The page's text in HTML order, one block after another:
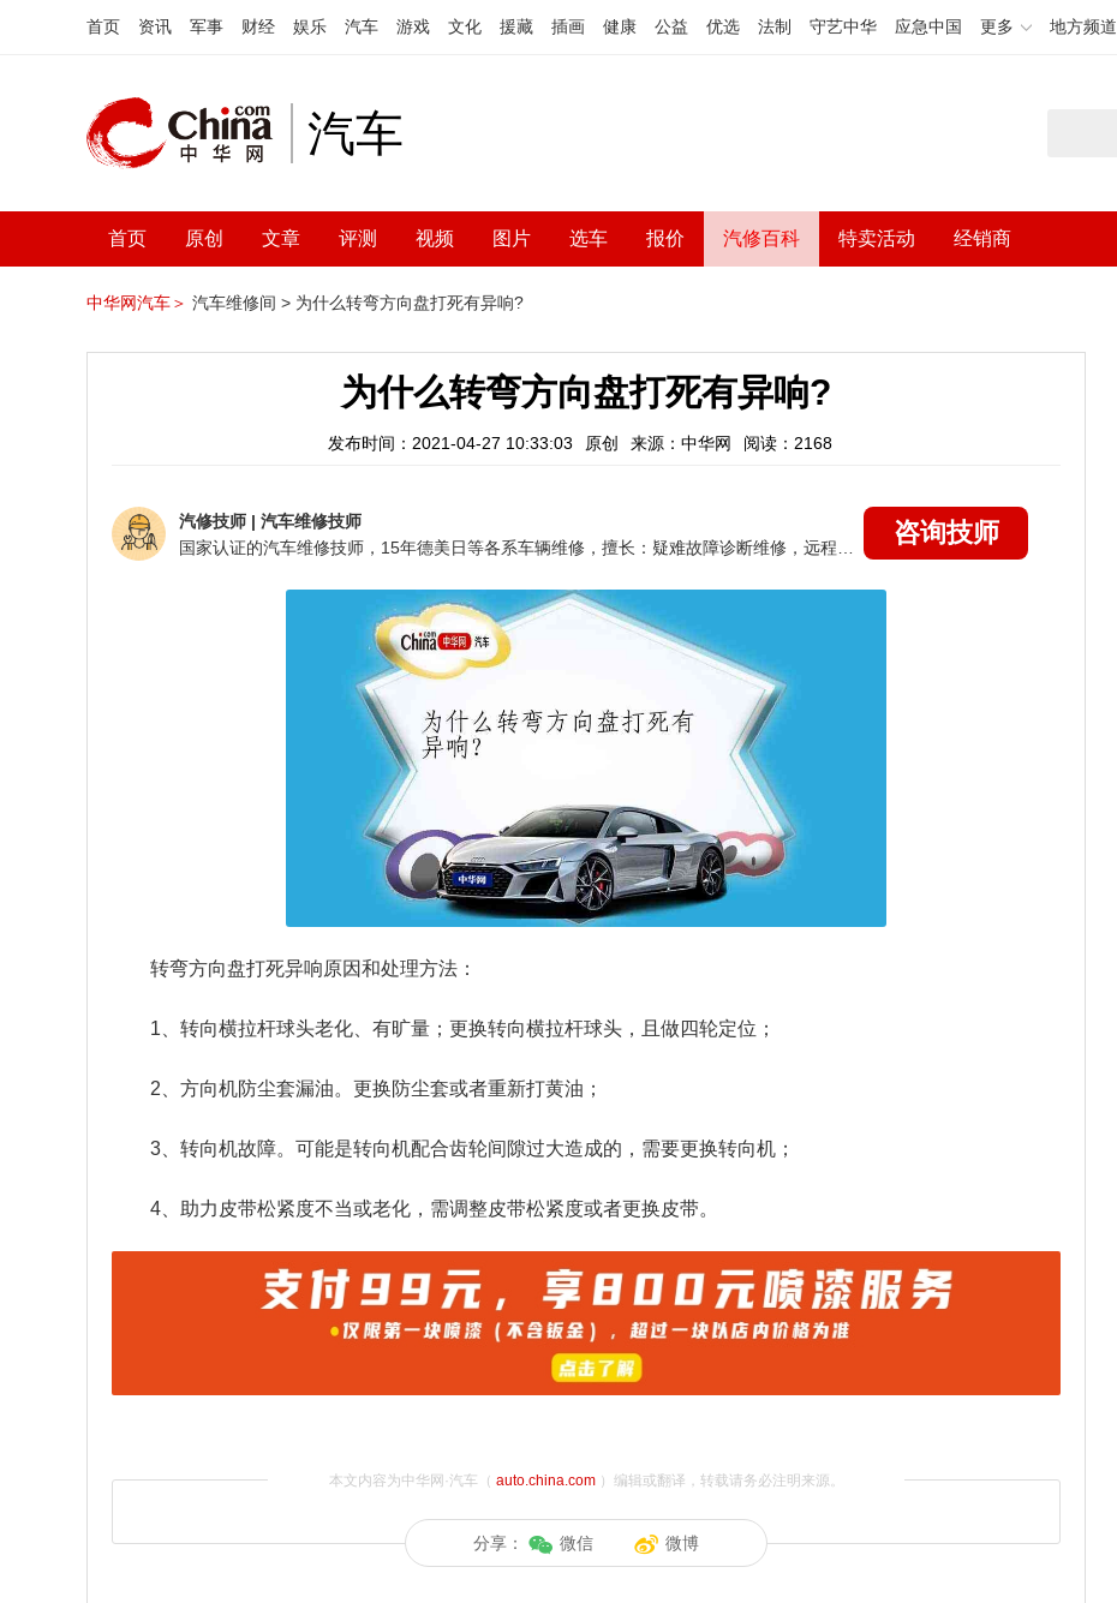
首页 资讯 军事 财经 娱乐 汽车 游戏 文化 援藏 插画 健康 公益 优选 法制 守艺中华 应急中国 更多 地方频道
汽车
首页 原创 文章 评测 视频 图片 选车 报价 汽修百科 特卖活动 经销商
中华网汽车＞ 汽车维修间 > 为什么转弯方向盘打死有异响?
为什么转弯方向盘打死有异响?
发布时间：2021-04-27 10:33:03 原创 来源：中华网 阅读：2168
汽修技师 | 汽车维修技师
咨询技师
转弯方向盘打死异响原因和处理方法：
1、转向横拉杆球头老化、有旷量；更换转向横拉杆球头，且做四轮定位；
2、方向机防尘套漏油。更换防尘套或者重新打黄油；
3、转向机故障。可能是转向机配合齿轮间隙过大造成的，需要更换转向机；
4、助力皮带松紧度不当或老化，需调整皮带松紧度或者更换皮带。
本文内容为中华网·汽车（ auto.china.com）编辑或翻译，转载请务必注明来源。
分享： 微信 微博